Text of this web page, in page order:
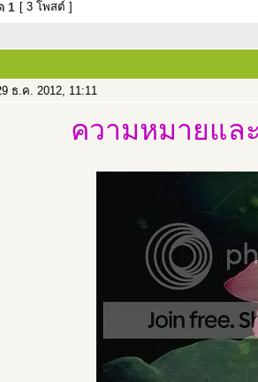
1 [ 3 โพสต์ ]
ธ.ค. 2012, 11:11
ความหมายแล